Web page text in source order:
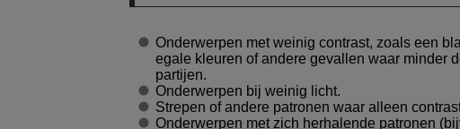
Onderwerpen met weinig contrast, zoals een
egale kleuren of andere gevallen waar minder
partijen.
Onderwerpen bij weinig licht.
Strepen of andere patronen waar alleen
Onderwerpen met zich herhalende patronen